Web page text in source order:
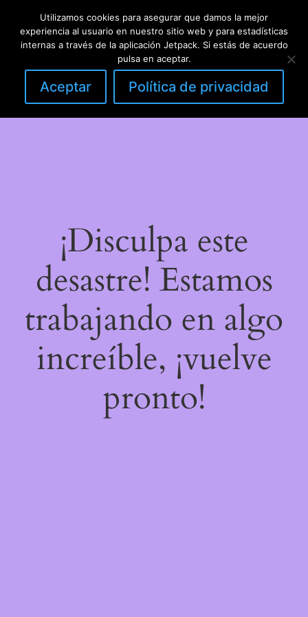
DIY con lana LinkedIn
Instagram
Facebook
Acceder
¡Disculpa este
desastre! Estamos
trabajando en algo
increíble, ¡vuelve
pronto!
Utilizamos cookies para asegurar que damos la mejor
experiencia al usuario en nuestro sitio web y para estadísticas
internas a través de la aplicación Jetpack. Si estás de acuerdo
pulsa en aceptar.
Aceptar Política de privacidad